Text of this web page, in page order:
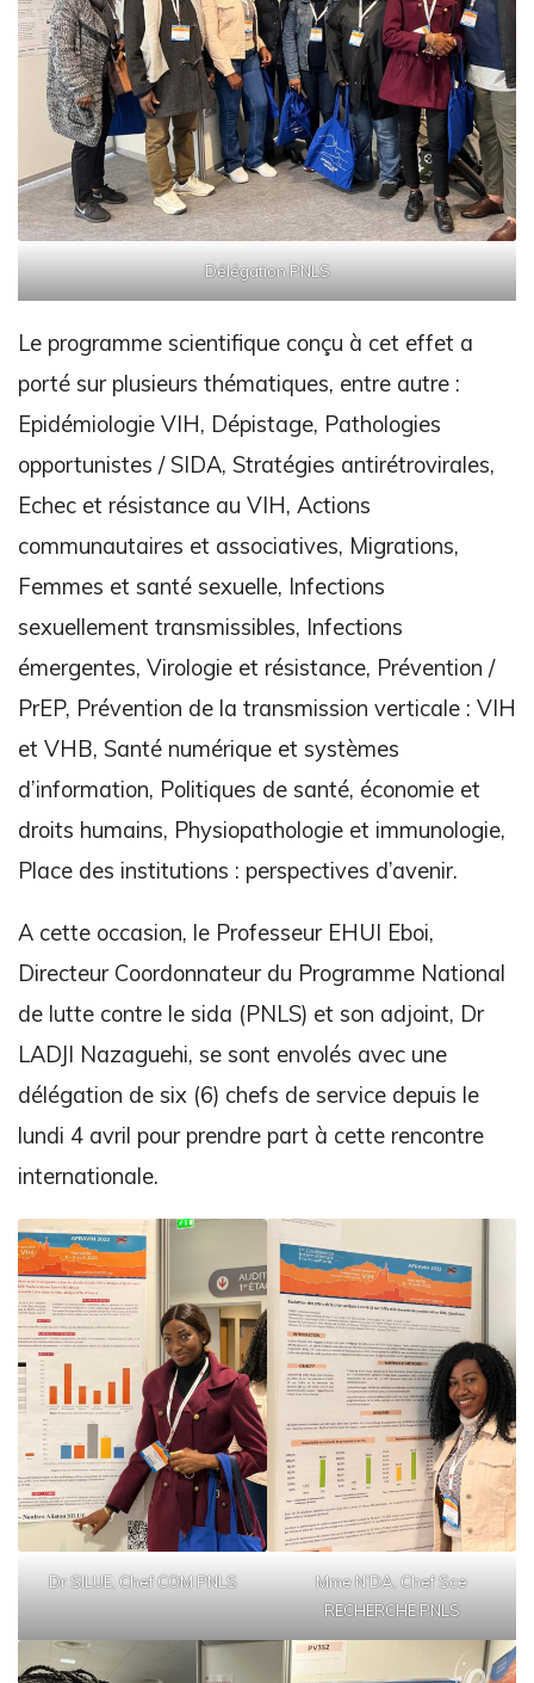
Délégation PNLS
Le programme scientifique conçu à cet effet a
porté sur plusieurs thématiques, entre autre :
Epidémiologie VIH, Dépistage, Pathologies
opportunistes / SIDA, Stratégies antirétrovirales,
Echec et résistance au VIH, Actions
communautaires et associatives, Migrations,
Femmes et santé sexuelle, Infections
sexuellement transmissibles, Infections
émergentes, Virologie et résistance, Prévention /
PrEP, Prévention de la transmission verticale : VIH
et VHB, Santé numérique et systèmes
d’information, Politiques de santé, économie et
droits humains, Physiopathologie et immunologie,
Place des institutions : perspectives d’avenir.
A cette occasion, le Professeur EHUI Eboi,
Directeur Coordonnateur du Programme National
de lutte contre le sida (PNLS) et son adjoint, Dr
LADJI Nazaguehi, se sont envolés avec une
délégation de six (6) chefs de service depuis le
lundi 4 avril pour prendre part à cette rencontre
internationale.
Dr SILUE, Chef COM PNLS
Mme N’DA, Chef Sce
RECHERCHE PNLS